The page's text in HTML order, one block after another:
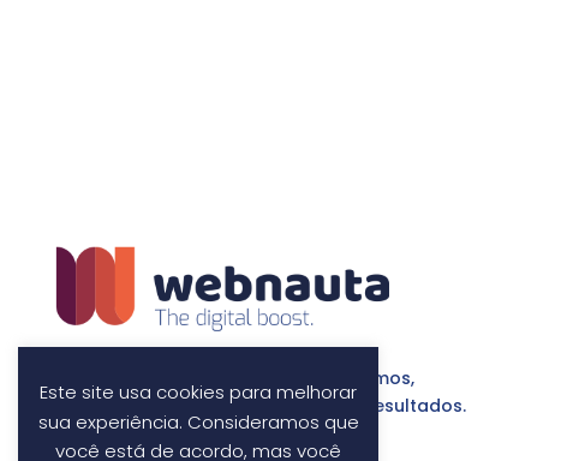
Fazemos a diferença por onde passamos,
construindo parcerias com foco em resultados.
Este site usa cookies para melhorar
sua experiência. Consideramos que
você está de acordo, mas você